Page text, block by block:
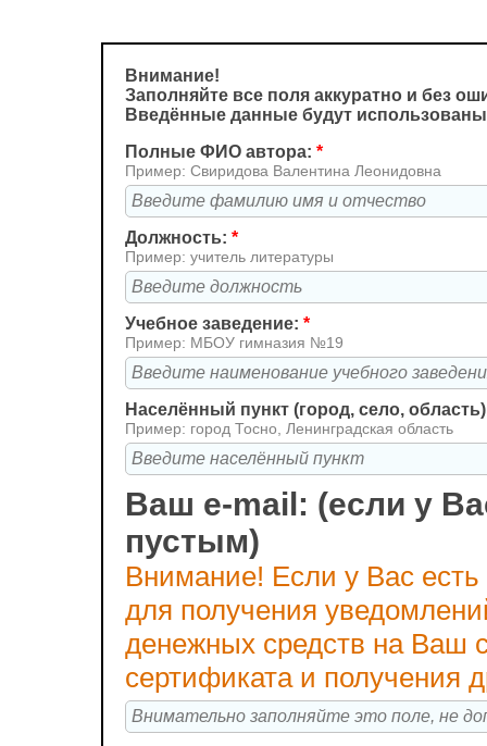
Внимание!
Заполняйте все поля аккуратно и без
Введённые данные будут
Полные ФИО автора: *
Пример: Свиридова Валентина Леонидовна
Должность: *
Пример: учитель литературы
Учебное заведение: *
Пример: МБОУ гимназия №19
Населённый пункт (город, село,
Пример: город Тосно, Ленинградская область
Ваш e-mail: (если у
пустым)
Внимание! Если у Вас
для получения
денежных средств на Ваш
сертификата и получения